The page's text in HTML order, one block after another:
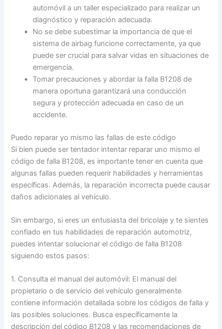
automóvil a un taller especializado para realizar un
diagnóstico y reparación adecuada.
No se debe subestimar la importancia de que el
sistema de airbag funcione correctamente, ya que
puede ser crucial para salvar vidas en situaciones de
emergencia.
Tomar precauciones y abordar la falla B1208 de
manera oportuna garantizará una conducción
segura y protección adecuada en caso de un
accidente.
Puedo reparar yo mismo las fallas de este código
Si bien puede ser tentador intentar reparar uno mismo el
código de falla B1208, es importante tener en cuenta que
algunas fallas pueden requerir habilidades y herramientas
específicas. Además, la reparación incorrecta puede causar
daños adicionales al vehículo.
Sin embargo, si eres un entusiasta del bricolaje y te sientes
confiado en tus habilidades de reparación automotriz,
puedes intentar solucionar el código de falla B1208
siguiendo estos pasos:
1. Consulta el manual del automóvil: El manual del
propietario o de servicio del vehículo generalmente
contiene información detallada sobre los códigos de falla y
las posibles soluciones. Busca específicamente la
descripción del código B1208 y las recomendaciones de